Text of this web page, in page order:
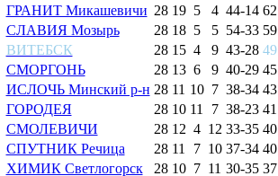
ГРАНИТ Микашевичи 28 19 5 4 44-14 62
СЛАВИЯ Мозырь 28 18 5 5 54-33 59
ВИТЕБСК 28 15 4 9 43-28 49
СМОРГОНЬ 28 13 6 9 40-29 45
ИСЛОЧЬ Минский р-н 28 11 10 7 38-34 43
ГОРОДЕЯ 28 10 11 7 38-23 41
СМОЛЕВИЧИ 28 12 4 12 33-35 40
СПУТНИК Речица 28 11 7 10 37-34 40
ХИМИК Светлогорск 28 10 7 11 30-35 37